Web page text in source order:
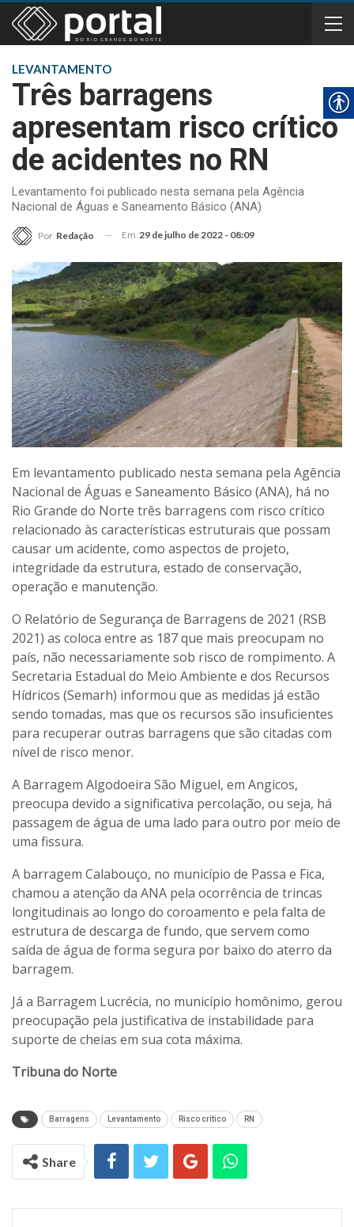
LEVANTAMENTO
Três barragens
apresentam risco crítico
de acidentes no RN
Levantamento foi publicado nesta semana pela Agência
Nacional de Águas e Saneamento Básico (ANA)
Por Redação Em 29 de julho de 2022 - 08:09
Em levantamento publicado nesta semana pela Agência
Nacional de Águas e Saneamento Básico (ANA), há no
Rio Grande do Norte três barragens com risco crítico
relacionado às características estruturais que possam
causar um acidente, como aspectos de projeto,
integridade da estrutura, estado de conservação,
operação e manutenção.
O Relatório de Segurança de Barragens de 2021 (RSB
2021) as coloca entre as 187 que mais preocupam no
país, não necessariamente sob risco de rompimento. A
Secretaria Estadual do Meio Ambiente e dos Recursos
Hídricos (Semarh) informou que as medidas já estão
sendo tomadas, mas que os recursos são insuficientes
para recuperar outras barragens que são citadas com
nível de risco menor.
A Barragem Algodoeira São Miguel, em Angicos,
preocupa devido a significativa percolação, ou seja, há
passagem de água de uma lado para outro por meio de
uma fissura.
A barragem Calabouço, no município de Passa e Fica,
chamou a atenção da ANA pela ocorrência de trincas
longitudinais ao longo do coroamento e pela falta de
estrutura de descarga de fundo, que servem como
saída de água de forma segura por baixo do aterro da
barragem.
Já a Barragem Lucrécia, no município homônimo, gerou
preocupação pela justificativa de instabilidade para
suporte de cheias em sua cota máxima.
Tribuna do Norte
Barragens Levantamento Risco crítico RN
Share